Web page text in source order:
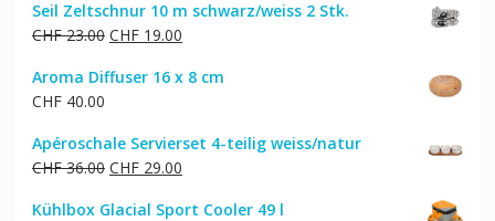
Seil Zeltschnur 10 m schwarz/weiss 2 Stk.
CHF23.00 Ursprünglicher
war:
CHF19.00Aktueller
ist:
Aroma Diffuser 16 x 8 cm
CHF40.00
Apéroschale Servierset 4-teilig weiss/natur
CHF36.00 Ursprünglicher
war:
CHF29.00Aktueller
ist:
Kühlbox Glacial Sport Cooler 49 l